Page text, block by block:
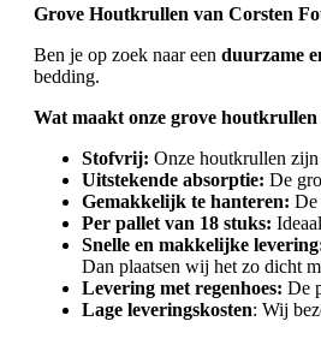
Grove Houtkrullen van Corsten
Ben je op zoek naar een duurzame
bedding.
Wat maakt onze grove houtkrullen
Stofvrij: Onze houtkrullen
Uitstekende absorptie: De
Gemakkelijk te hanteren: De
Per pallet van 18 stuks:
Snelle en makkelijke
Dan plaatsen wij het zo dicht
Levering met regenhoes: De
Lage leveringskosten: Wij